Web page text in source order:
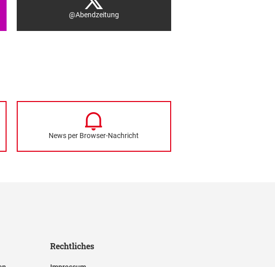
@Abendzeitung
News per Browser-Nachricht
Rechtliches